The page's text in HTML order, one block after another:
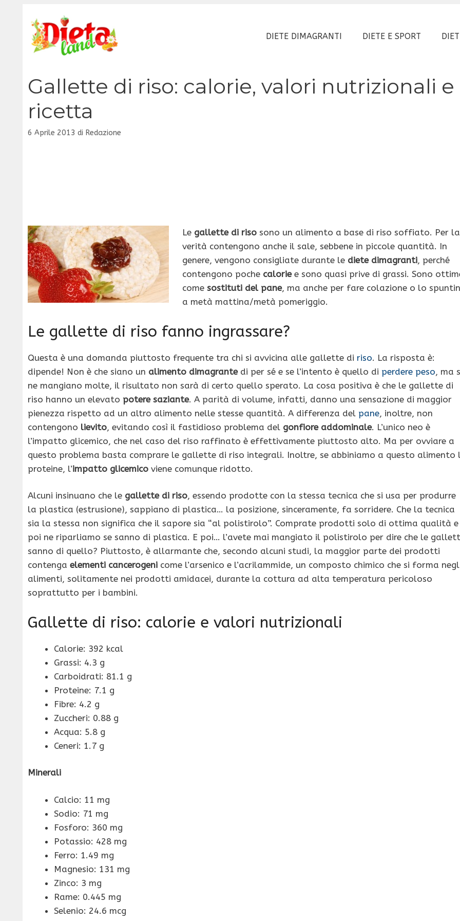
contenuto
DIETE DIMAGRANTI DIETE E SPORT
Gallette di riso: calorie, valori nutrizionali e
ricetta
6 Aprile 2013 di Redazione
Le gallette di risosono un alimento a base di riso soffiato. Per la
verità contengono anche il sale, sebbene in piccole quantità. In
genere, vengono consigliate durante le diete dimagranti, perché
contengono poche caloriee sono quasi prive di grassi. Sono
come sostituti del pane, ma anche per fare colazione o lo
a metà mattina/metà pomeriggio.
Le gallette di riso fanno ingrassare?
Questa è una domanda piuttosto frequente tra chi si avvicina alle gallette di riso. La risposta è:
dipende! Non è che siano un alimento dimagrantedi per sé e se l’intento è quello di perdere peso, ma
ne mangiano molte, il risultato non sarà di certo quello sperato. La cosa positiva è che le gallette di
riso hanno un elevato potere saziante. A parità di volume, infatti, danno una sensazione di maggior
pienezza rispetto ad un altro alimento nelle stesse quantità. A differenza del pane, inoltre, non
contengono lievito, evitando così il fastidioso problema del gonfiore addominale. L’unico neo è
l’impatto glicemico, che nel caso del riso raffinato è effettivamente piuttosto alto. Ma per ovviare a
questo problema basta comprare le gallette di riso integrali. Inoltre, se abbiniamo a questo alimento
proteine, l’impatto glicemico viene comunque ridotto.
Alcuni insinuano che le gallette di riso, essendo prodotte con la stessa tecnica che si usa per produrre
la plastica (estrusione), sappiano di plastica… la posizione, sinceramente, fa sorridere. Che la tecnica
sia la stessa non significa che il sapore sia “al polistirolo”. Comprate prodotti solo di ottima qualità e
poi ne riparliamo se sanno di plastica. E poi… l’avete mai mangiato il polistirolo per dire che le
sanno di quello? Piuttosto, è allarmante che, secondo alcuni studi, la maggior parte dei prodotti
contenga elementi cancerogeni come l’arsenico e l’acrilammide, un composto chimico che si forma
alimenti, solitamente nei prodotti amidacei, durante la cottura ad alta temperatura pericoloso
soprattutto per i bambini.
Gallette di riso: calorie e valori nutrizionali
Calorie: 392 kcal
Grassi: 4.3 g
Carboidrati: 81.1 g
Proteine: 7.1 g
Fibre: 4.2 g
Zuccheri: 0.88 g
Acqua: 5.8 g
Ceneri: 1.7 g
Minerali
Calcio: 11 mg
Sodio: 71 mg
Fosforo: 360 mg
Potassio: 428 mg
Ferro: 1.49 mg
Magnesio: 131 mg
Zinco: 3 mg
Rame: 0.445 mg
Selenio: 24.6 mcg